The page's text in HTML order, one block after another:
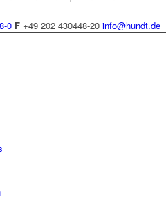
0 F +49 202 430448-20 info@hundt.de